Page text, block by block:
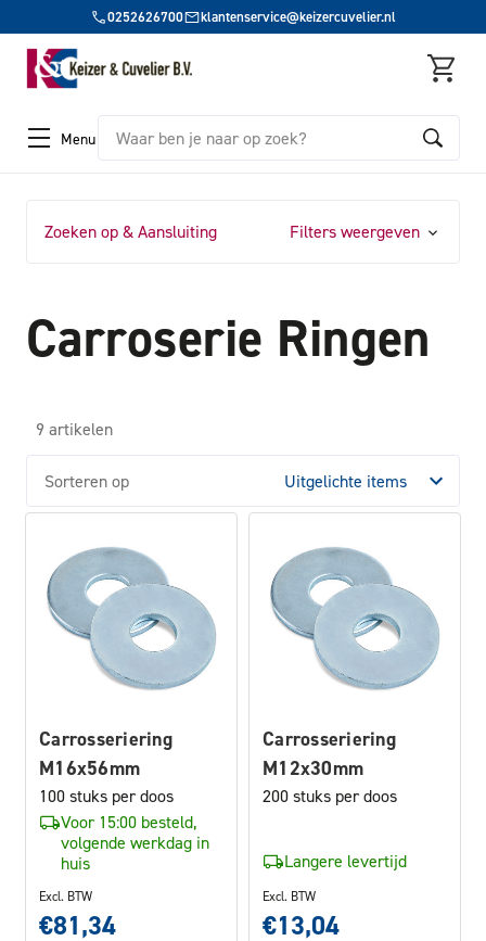
0252626700 klantenservice@keizercuvelier.nl
Menu Zoeken
Zoeken op & Aansluiting Filters weergeven
Carroserie Ringen
9 artikelen
Sorteren op
Carrosseriering
M16x56mm
100 stuks per doos
Voor 15:00 besteld,
volgende werkdag in
huis
Excl. BTW
€81,34
Carrosseriering
M12x30mm
200 stuks per doos
Langere levertijd
Excl. BTW
€13,04